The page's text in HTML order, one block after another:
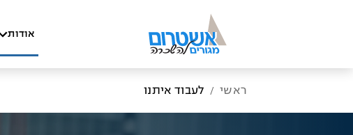
אודות
ראשי / לעבוד איתנו